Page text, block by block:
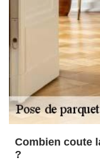
Combien coute
?